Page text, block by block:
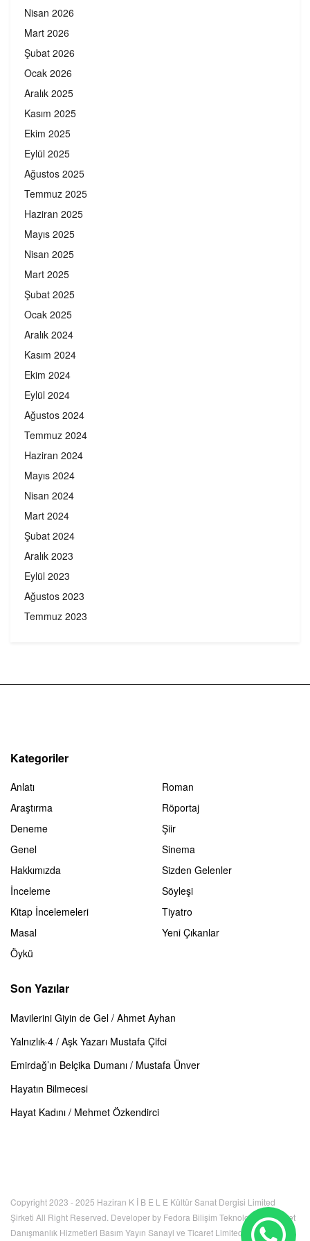
Nisan 2026
Mart 2026
Şubat 2026
Ocak 2026
Aralık 2025
Kasım 2025
Ekim 2025
Eylül 2025
Ağustos 2025
Temmuz 2025
Haziran 2025
Mayıs 2025
Nisan 2025
Mart 2025
Şubat 2025
Ocak 2025
Aralık 2024
Kasım 2024
Ekim 2024
Eylül 2024
Ağustos 2024
Temmuz 2024
Haziran 2024
Mayıs 2024
Nisan 2024
Mart 2024
Şubat 2024
Aralık 2023
Eylül 2023
Ağustos 2023
Temmuz 2023
Kategoriler
Anlatı
Araştırma
Deneme
Genel
Hakkımızda
İnceleme
Kitap İncelemeleri
Masal
Öykü
Roman
Röportaj
Şiir
Sinema
Sizden Gelenler
Söyleşi
Tiyatro
Yeni Çıkanlar
Son Yazılar
Mavilerini Giyin de Gel / Ahmet Ayhan
Yalnızlık-4 / Aşk Yazarı Mustafa Çifci
Emirdağ’ın Belçika Dumanı / Mustafa Ünver
Hayatın Bilmecesi
Hayat Kadını / Mehmet Özkendirci
Copyright 2023 - 2025 Haziran K İ B E L E Kültür Sanat Dergisi Limited
Şirketi All Right Reserved. Developer by Fedora Bilişim Teknolojileri İnternet
Danışmanlık Hizmetleri Basım Yayın Sanayi ve Ticaret Limited Şirketi. Bu